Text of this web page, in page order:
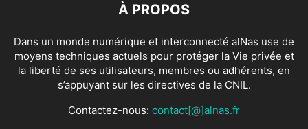
À PROPOS
Dans un monde numérique et interconnecté alNas use de
moyens techniques actuels pour protéger la Vie privée et
la liberté de ses utilisateurs, membres ou adhérents, en
s’appuyant sur les directives de la CNIL.
Contactez-nous: contact[@]alnas.fr